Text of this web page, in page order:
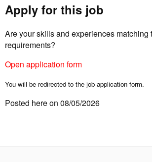
Apply for this job
Are your skills and experiences matching
requirements?
Open application form
You will be redirected to the job application form.
Posted here on 08/05/2026